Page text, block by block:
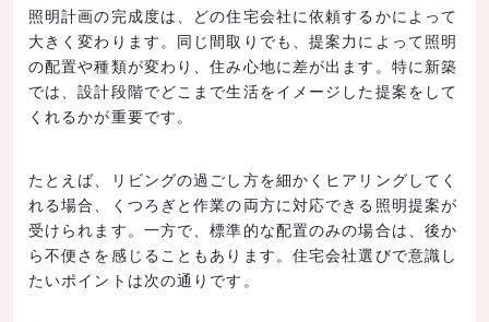
照明計画の完成度は、どの住宅会社に依頼するかによって
大きく変わります。同じ間取りでも、提案力によって照明
の配置や種類が変わり、住み心地に差が出ます。特に新築
では、設計段階でどこまで生活をイメージした提案をして
くれるかが重要です。
たとえば、リビングの過ごし方を細かくヒアリングしてく
れる場合、くつろぎと作業の両方に対応できる照明提案が
受けられます。一方で、標準的な配置のみの場合は、後か
ら不便さを感じることもあります。住宅会社選びで意識し
たいポイントは次の通りです。